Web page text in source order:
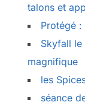
talons et
Protégé
Skyfall le
magnifique
les
séance